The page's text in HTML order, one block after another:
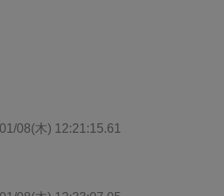
08(木) 12:21:15.61